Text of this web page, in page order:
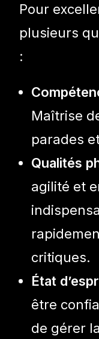
Pour
plusieurs
:
Maîtrise
parades
Qualités
agilité et
critiques.
État
être
de gérer